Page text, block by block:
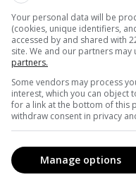
тому, що чоловіки-
до дискусії своїх
одна з одною.
імовірністю
шансів бути
свої акаунти
під час роботи
Your personal data will be
(cookies, unique identifiers,
accessed by and shared with
site. We and our partners
partners.
Some vendors may process
interest, which you can object
for a link at the bottom of this
withdraw consent in privacy
Manage options